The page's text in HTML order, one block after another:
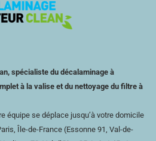
spécialiste du décalaminage à
à la valise et du nettoyage du filtre à
équipe se déplace jusqu’à votre domicile
Île-de-France (Essonne 91, Val-de-